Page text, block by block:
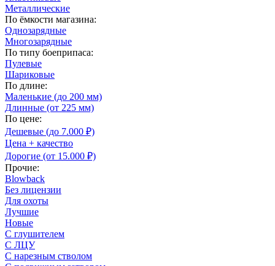
Металлические
По ёмкости магазина:
Однозарядные
Многозарядные
По типу боеприпаса:
Пулевые
Шариковые
По длине:
Маленькие (до 200 мм)
Длинные (от 225 мм)
По цене:
Дешевые (до 7.000 ₽)
Цена + качество
Дорогие (от 15.000 ₽)
Прочие:
Blowback
Без лицензии
Для охоты
Лучшие
Новые
С глушителем
С ЛЦУ
С нарезным стволом